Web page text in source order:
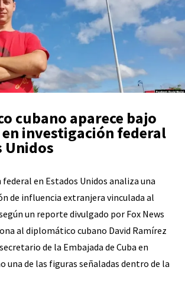
cubano aparece bajo
investigación federal
Unidos
en Estados Unidos analiza una
de influencia extranjera vinculada al
un reporte divulgado por Fox News
al diplomático cubano David Ramírez
de la Embajada de Cuba en
una de las figuras señaladas dentro de la